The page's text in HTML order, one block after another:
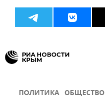
ПОЛИТИКА ОБЩЕСТВО